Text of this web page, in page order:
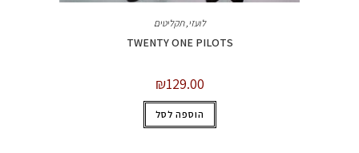
לועזי,תקליטים
TWENTY ONE PILOTS
₪129.00
הוספה לסל